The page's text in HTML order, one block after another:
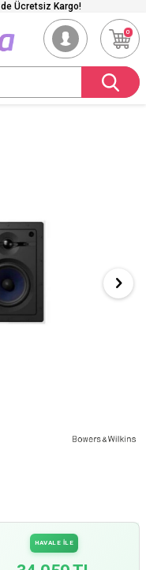
Ücretsiz Kargo!
0
HAVALE İLE